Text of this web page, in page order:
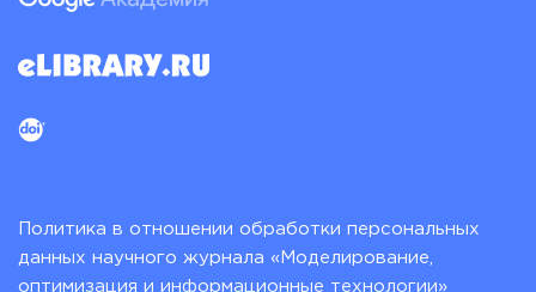
Политика в отношении обработки персональных
данных научного журнала «Моделирование,
оптимизация и информационные технологии»